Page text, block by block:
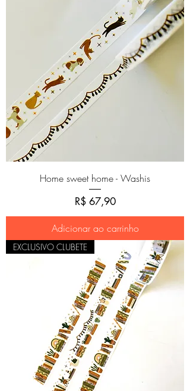
Home sweet home - Washis
Preço
R$ 67,90
Adicionar ao carrinho
EXCLUSIVO CLUBETE